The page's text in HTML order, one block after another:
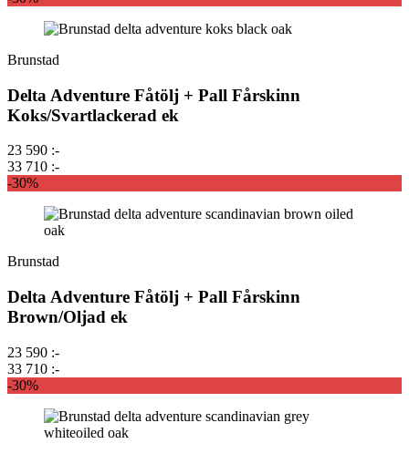
Brunstad
Delta Adventure Fåtölj + Pall Fårskinn
Koks/Svartlackerad ek
23 590 :-
33 710 :-
-30%
Brunstad
Delta Adventure Fåtölj + Pall Fårskinn
Brown/Oljad ek
23 590 :-
33 710 :-
-30%